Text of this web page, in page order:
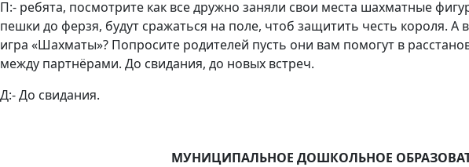
П:- ребята, посмотрите как все дружно заняли свои места шахматные
пешки до ферзя, будут сражаться на поле, чтоб защитить честь короля.
игра «Шахматы»? Попросите родителей пусть они вам помогут в
между партнёрами. До свидания, до новых встреч.
Д:- До свидания.
МУНИЦИПАЛЬНОЕ ДОШКОЛЬНОЕ